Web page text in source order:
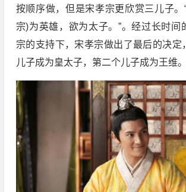
按顺序做，但是宋孝宗更欣赏三儿子。
宗)为英雄，欲为太子。”。经过长时间
宗的支持下，宋孝宗做出了最后的决定
儿子成为皇太子，第二个儿子成为王维。